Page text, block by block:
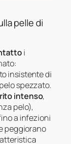
pelle di
i
insistente di
spezzato.
intenso,
pelo),
a infezioni
peggiorano